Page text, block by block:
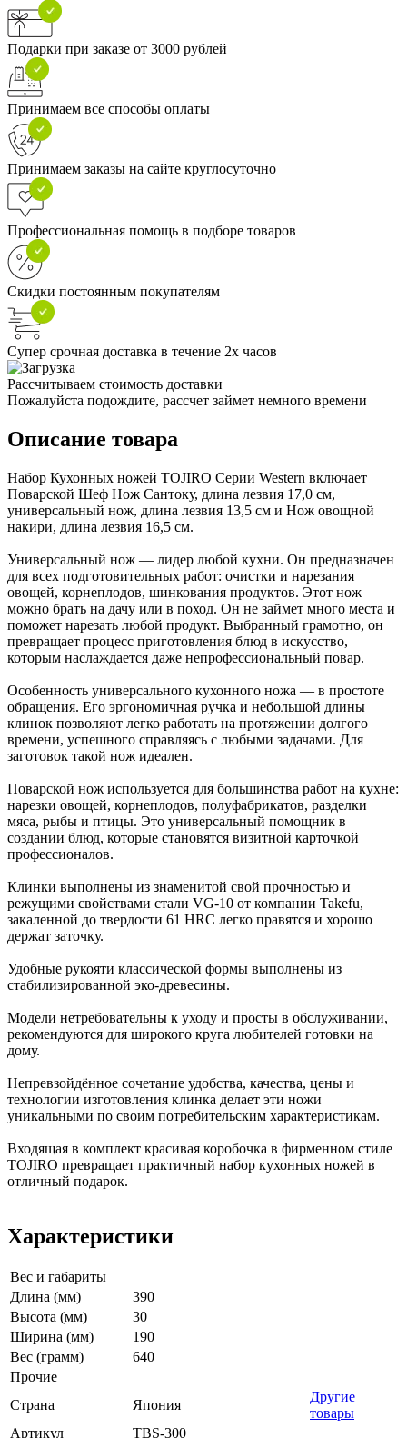
Подарки при заказе от 3000 рублей
Принимаем все способы оплаты
Принимаем заказы на сайте круглосуточно
Профессиональная помощь в подборе товаров
Скидки постоянным покупателям
Супер срочная доставка в течение 2х часов
Рассчитываем стоимость доставки
Пожалуйста подождите, рассчет займет немного времени
Описание товара
Набор Кухонных ножей TOJIRO Серии Western включает
Поварской Шеф Нож Сантоку, длина лезвия 17,0 см,
универсальный нож, длина лезвия 13,5 см и Нож овощной
накири, длина лезвия 16,5 см.
Универсальный нож — лидер любой кухни. Он предназначен
для всех подготовительных работ: очистки и нарезания
овощей, корнеплодов, шинкования продуктов. Этот нож
можно брать на дачу или в поход. Он не займет много места и
поможет нарезать любой продукт. Выбранный грамотно, он
превращает процесс приготовления блюд в искусство,
которым наслаждается даже непрофессиональный повар.
Особенность универсального кухонного ножа — в простоте
обращения. Его эргономичная ручка и небольшой длины
клинок позволяют легко работать на протяжении долгого
времени, успешного справляясь с любыми задачами. Для
заготовок такой нож идеален.
Поварской нож используется для большинства работ на кухне:
нарезки овощей, корнеплодов, полуфабрикатов, разделки
мяса, рыбы и птицы. Это универсальный помощник в
создании блюд, которые становятся визитной карточкой
профессионалов.
Клинки выполнены из знаменитой свой прочностью и
режущими свойствами стали VG-10 от компании Takefu,
закаленной до твердости 61 HRC легко правятся и хорошо
держат заточку.
Удобные рукояти классической формы выполнены из
стабилизированной эко-древесины.
Модели нетребовательны к уходу и просты в обслуживании,
рекомендуются для широкого круга любителей готовки на
дому.
Непревзойдённое сочетание удобства, качества, цены и
технологии изготовления клинка делает эти ножи
уникальными по своим потребительским характеристикам.
Входящая в комплект красивая коробочка в фирменном стиле
TOJIRO превращает практичный набор кухонных ножей в
отличный подарок.
Характеристики
Вес и габариты
Длина (мм)
390
Высота (мм)
30
Ширина (мм)
190
Вес (грамм)
640
Прочие
Страна
Япония
Другие
товары
Артикул
TBS-300